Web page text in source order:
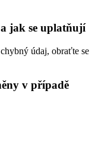
jak se uplatňují
údaj, obraťte se
v případě